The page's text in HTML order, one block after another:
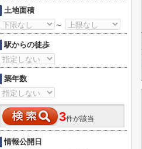
土地面積
～
駅からの徒歩
築年数
3件が該当
情報公開日